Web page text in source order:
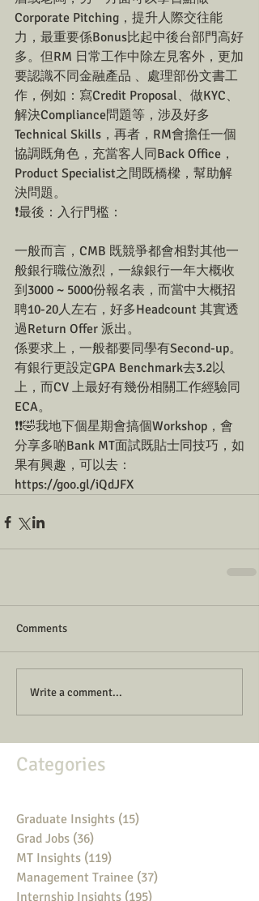
Corporate Pitching，提升人際交往能
力，最重要係Bonus比起中後台部門高好
多。但RM 日常工作中除左見客外，更加
要認識不同金融產品 、處理部份文書工
作，例如：寫Credit Proposal、做KYC、
解決Compliance問題等，涉及好多
Technical Skills，再者，RM會擔任一個
協調既角色，充當客人同Back Office，
Product Specialist之間既橋樑，幫助解
決問題。
❗最後：入行門檻：
一般而言，CMB 既競爭都會相對其他一
般銀行職位激烈，一線銀行一年大概收
到3000 ~ 5000份報名表，而當中大概招
聘10-20人左右，好多Headcount 其實透
過Return Offer 派出。
係要求上，一般都要同學有Second-up。
有銀行更設定GPA Benchmark去3.2以
上，而CV 上最好有幾份相關工作經驗同
ECA。
❗❗🤣我地下個星期會搞個Workshop，會
分享多啲Bank MT面試既貼士同技巧，如
果有興趣，可以去：
https://goo.gl/iQdJFX
Comments
Write a comment...
Categories
Graduate Insights (15)
Grad Jobs (36)
MT Insights (119)
Management Trainee (37)
Internship Insights (195)